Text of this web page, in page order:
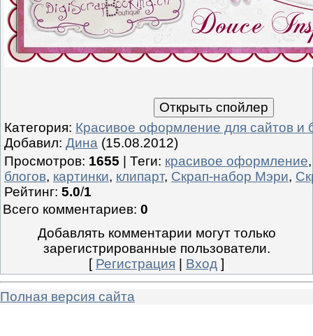
Категория: Красивое оформление для сайтов и
Добавил: Дина (15.08.2012)
Просмотров: 1655 Теги: красивое оформление
блогов, картинки, клипарт, Скрап-набор Мэри,
Рейтинг: 5.0/1
Всего комментариев: 0
Добавлять комментарии могут только
зарегистрированные пользователи.
[ Регистрация Вход ]
Полная версия сайта